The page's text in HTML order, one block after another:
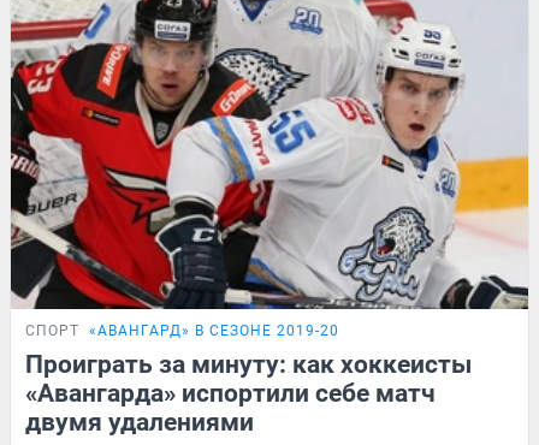
СПОРТ «АВАНГАРД» В СЕЗОНЕ 2019-20
Проиграть за минуту: как хоккеисты
«Авангарда» испортили себе матч
двумя удалениями